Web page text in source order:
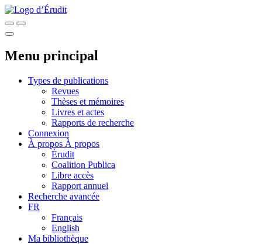
Menu principal
Types de publications
Revues
Thèses et mémoires
Livres et actes
Rapports de recherche
Connexion
À propos À propos
Érudit
Coalition Publica
Libre accès
Rapport annuel
Recherche avancée
FR
Français
English
Ma bibliothèque